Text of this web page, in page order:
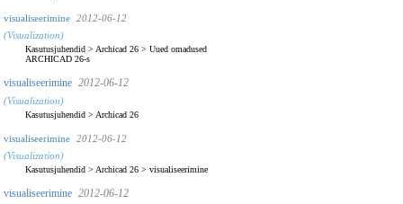
visualiseerimine
2012-06-12
(Visualization)
Kasutusjuhendid > Archicad 26 > Uued omadused
ARCHICAD 26-s
visualiseerimine 2012-06-12
(Visualization)
Kasutusjuhendid > Archicad 26
visualiseerimine
2012-06-12
(Visualization)
Kasutusjuhendid > Archicad 26 > visualiseerimine
visualiseerimine 2012-06-12